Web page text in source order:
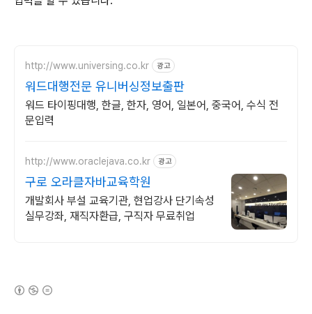
http://www.universing.co.kr 광고
워드대행전문 유니버싱정보출판
워드 타이핑대행, 한글, 한자, 영어, 일본어, 중국어, 수식 전
문입력
http://www.oraclejava.co.kr 광고
구로 오라클자바교육학원
개발회사 부설 교육기관, 현업강사 단기속성
실무강좌, 재직자환급, 구직자 무료취업